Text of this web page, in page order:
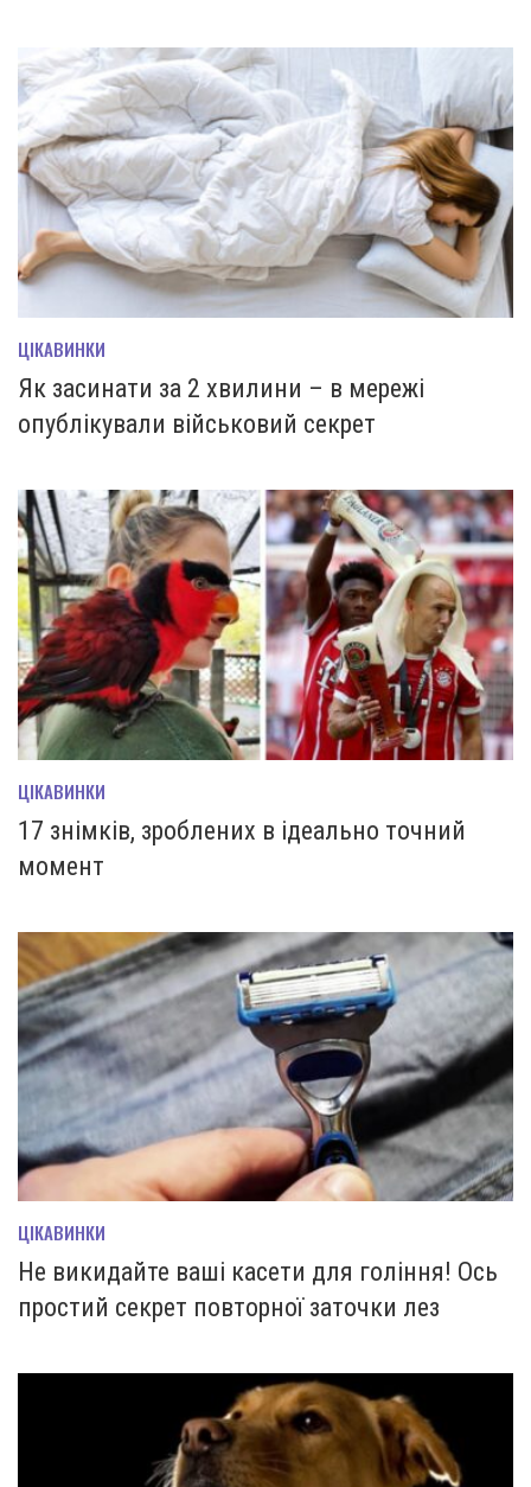
ЦІКАВИНКИ
Як засинати за 2 хвилини – в мережі
опублікували військовий секрет
ЦІКАВИНКИ
17 знімків, зроблених в ідеально точний
момент
ЦІКАВИНКИ
Не викидайте ваші касети для гоління! Ось
простий секрет повторної заточки лез